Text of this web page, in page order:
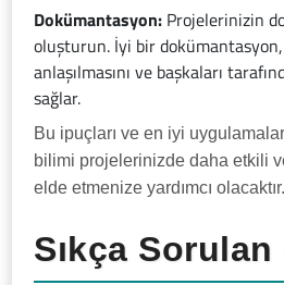
Dokümantasyon: Projelerinizin
oluşturun. İyi bir
anlaşılmasını ve başkaları
sağlar.
Bu ipuçları ve en iyi
bilimi projelerinizde daha etkili
elde etmenize yardımcı olacaktır.
Sıkça